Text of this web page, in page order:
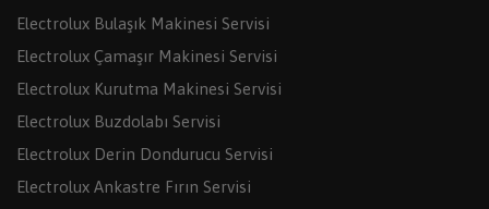
Electrolux Bulaşık Makinesi Servisi
Electrolux Çamaşır Makinesi Servisi
Electrolux Kurutma Makinesi Servisi
Electrolux Buzdolabı Servisi
Electrolux Derin Dondurucu Servisi
Electrolux Ankastre Fırın Servisi